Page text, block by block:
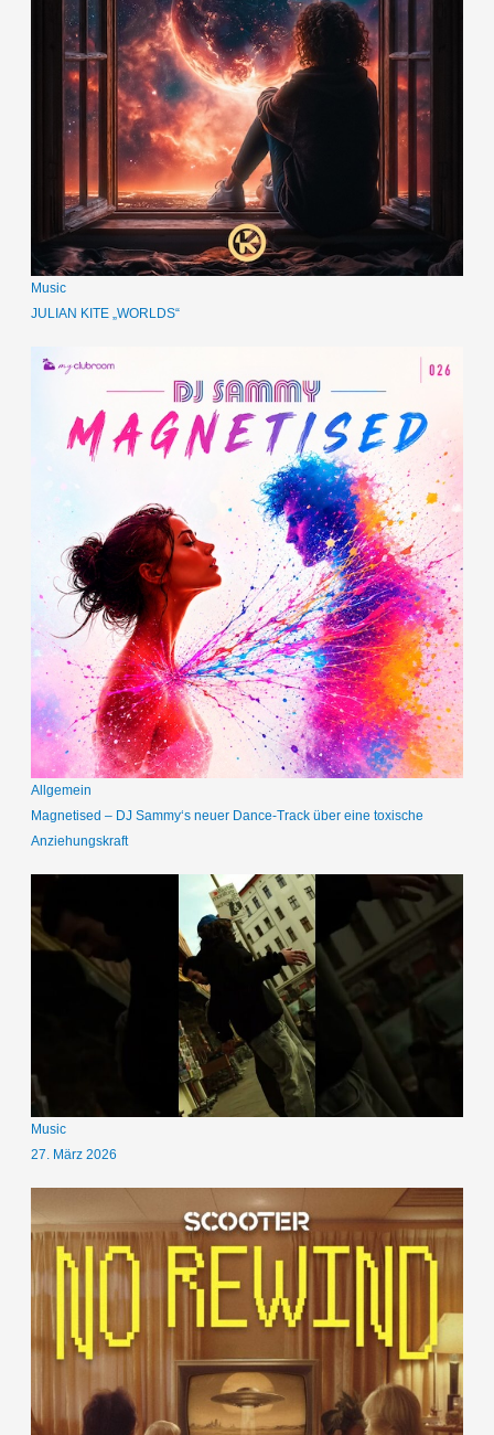
Music
JULIAN KITE „WORLDS“
Allgemein
Magnetised – DJ Sammy‘s neuer Dance-Track über eine toxische
Anziehungskraft
Music
27. März 2026